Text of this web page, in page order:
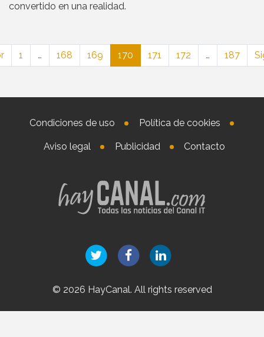
convertido en una realidad.
1 … 168 169 170 171 172 … 187
Condiciones de uso Política de cookies
Aviso legal Publicidad Contacto
© 2026 HayCanal. All rights reserved